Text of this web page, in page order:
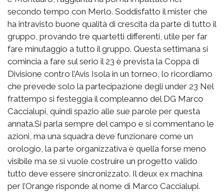
secondo tempo con Merlo. Soddisfatto il mister che
ha intravisto buone qualità di crescita da parte di tutto il
gruppo, provando tre quartetti differenti, utile per far
fare minutaggio a tutto il gruppo. Questa settimana si
comincia a fare sul serio il 23 è prevista la Coppa di
Divisione contro l’Avis Isola in un torneo, lo ricordiamo
che prevede solo la partecipazione degli under 23 Nel
frattempo si festeggia il compleanno del DG Marco
Caccialupi, quindi spazio alle sue parole per questa
annata.Si parla sempre del campo e si commentano le
azioni, ma una squadra deve funzionare come un
orologio, la parte organizzativa è quella forse meno
visibile ma se si vuole costruire un progetto valido
tutto deve essere sincronizzato. Il deux ex machina
per l’Orange risponde al nome di Marco Caccialupi.